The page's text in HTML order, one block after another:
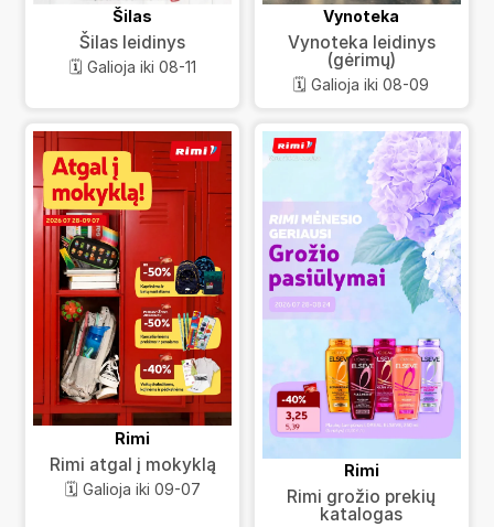
Šilas
Šilas leidinys
🗓️ Galioja iki 08-11
Vynoteka
Vynoteka leidinys
(gėrimų)
🗓️ Galioja iki 08-09
Rimi
Rimi atgal į mokyklą
🗓️ Galioja iki 09-07
Rimi
Rimi grožio prekių
katalogas